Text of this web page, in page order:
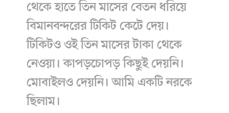
থেকে হাতে তিন মাসের বেতন ধরিয়ে
বিমানবন্দরের টিকিট কেটে দেয়।
টিকিটও ওই তিন মাসের টাকা থেকে
নেওয়া। কাপড়চোপড় কিছুই দেয়নি।
মোবাইলও দেয়নি। আমি একটি নরকে
ছিলাম।